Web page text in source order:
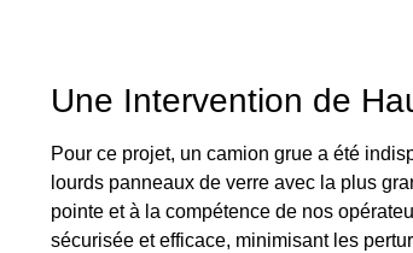
Une Intervention de
Pour ce projet, un camion grue a été
lourds panneaux de verre avec la plus
pointe et à la compétence de nos
sécurisée et efficace, minimisant les